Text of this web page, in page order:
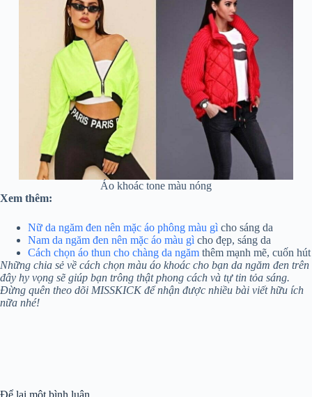
Áo khoác tone màu nóng
Xem thêm:
Nữ da ngăm đen nên mặc áo phông màu gì cho sáng da
Nam da ngăm đen nên mặc áo màu gì cho đẹp, sáng da
Cách chọn áo thun cho chàng da ngăm thêm mạnh mẽ, cuốn hút
Những chia sẻ về cách chọn màu áo khoác cho bạn da ngăm đen trên
đây hy vọng sẽ giúp bạn trông thật phong cách và tự tin tỏa sáng.
Đừng quên theo dõi MISSKICK để nhận được nhiều bài viết hữu ích
nữa nhé!
Để lại một bình luận